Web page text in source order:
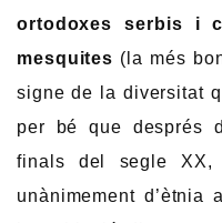
ortodoxes serbis i
mesquites (la més
signe de la diversitat
per bé que després
finals del segle
unànimement d’ètnia